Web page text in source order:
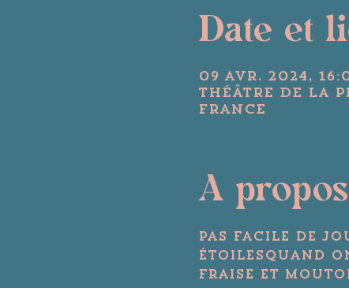
Date et
09 avr. 2024,
Théâtre de la
France
A propos
Pas facile de
étoilesquand
Fraise et